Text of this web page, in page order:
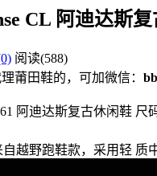
CL 阿迪达斯
阅读(588)
莆田鞋的，可加微信：
阿迪达斯复古休闲鞋 尺
自越野跑鞋款，采用轻